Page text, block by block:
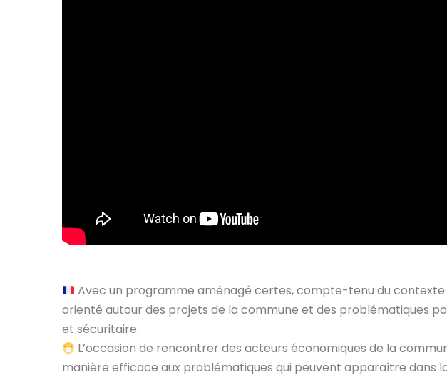
Avec un programme aménagé certes, compte-tenu du contexte
orienté autour des projets de la commune et des problématiques
et sécuritaire.
L’occasion de rencontrer des acteurs économiques de la
manière efficace aux problématiques qui peuvent apparaître dans